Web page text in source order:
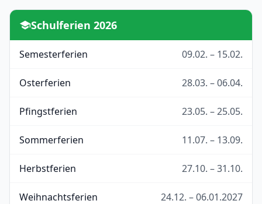
Schulferien 2026
Semesterferien 09.02. – 15.02.
Osterferien 28.03. – 06.04.
Pfingstferien 23.05. – 25.05.
Sommerferien 11.07. – 13.09.
Herbstferien 27.10. – 31.10.
Weihnachtsferien 24.12. – 06.01.2027